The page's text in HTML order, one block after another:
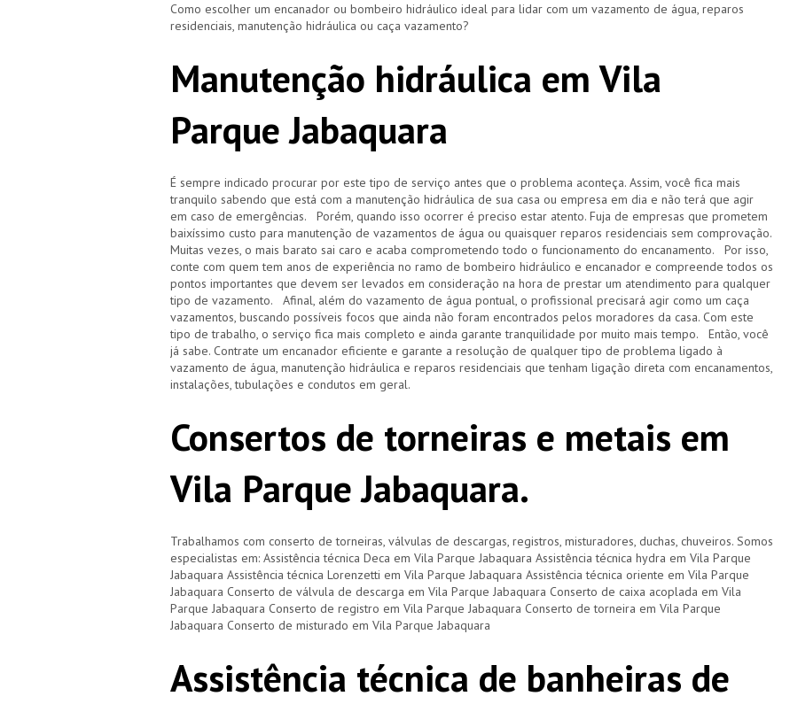
Como escolher um encanador ou bombeiro hidráulico ideal para lidar com um vazamento de água, reparos
residenciais, manutenção hidráulica ou caça vazamento?
Manutenção hidráulica em Vila
Parque Jabaquara
É sempre indicado procurar por este tipo de serviço antes que o problema aconteça. Assim, você fica mais
tranquilo sabendo que está com a manutenção hidráulica de sua casa ou empresa em dia e não terá que agir
em caso de emergências. Porém, quando isso ocorrer é preciso estar atento. Fuja de empresas que prometem
baixíssimo custo para manutenção de vazamentos de água ou quaisquer reparos residenciais sem comprovação.
Muitas vezes, o mais barato sai caro e acaba comprometendo todo o funcionamento do encanamento. Por isso,
conte com quem tem anos de experiência no ramo de bombeiro hidráulico e encanador e compreende todos os
pontos importantes que devem ser levados em consideração na hora de prestar um atendimento para qualquer
tipo de vazamento. Afinal, além do vazamento de água pontual, o profissional precisará agir como um caça
vazamentos, buscando possíveis focos que ainda não foram encontrados pelos moradores da casa. Com este
tipo de trabalho, o serviço fica mais completo e ainda garante tranquilidade por muito mais tempo. Então, você
já sabe. Contrate um encanador eficiente e garante a resolução de qualquer tipo de problema ligado à
vazamento de água, manutenção hidráulica e reparos residenciais que tenham ligação direta com encanamentos,
instalações, tubulações e condutos em geral.
Consertos de torneiras e metais em
Vila Parque Jabaquara.
Trabalhamos com conserto de torneiras, válvulas de descargas, registros, misturadores, duchas, chuveiros. Somos
especialistas em: Assistência técnica Deca em Vila Parque Jabaquara Assistência técnica hydra em Vila Parque
Jabaquara Assistência técnica Lorenzetti em Vila Parque Jabaquara Assistência técnica oriente em Vila Parque
Jabaquara Conserto de válvula de descarga em Vila Parque Jabaquara Conserto de caixa acoplada em Vila
Parque Jabaquara Conserto de registro em Vila Parque Jabaquara Conserto de torneira em Vila Parque
Jabaquara Conserto de misturado em Vila Parque Jabaquara
Assistência técnica de banheiras de